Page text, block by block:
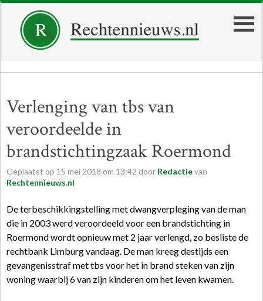
Verlenging van tbs van
veroordeelde in
brandstichtingzaak Roermond
Geplaatst op 15 mei 2018 om 13:42 door Redactievan
Rechtennieuws.nl
De terbeschikkingstelling met dwangverpleging van de man
die in 2003 werd veroordeeld voor een brandstichting in
Roermond wordt opnieuw met 2 jaar verlengd, zo besliste de
rechtbank Limburg vandaag. De man kreeg destijds een
gevangenisstraf met tbs voor het in brand steken van zijn
woning waarbij 6 van zijn kinderen om het leven kwamen.